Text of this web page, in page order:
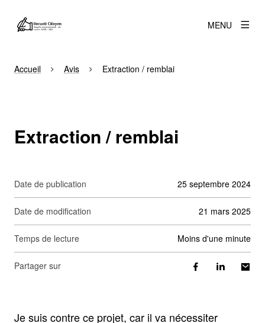
MENU
Accueil Avis Extraction / remblai
Extraction / remblai
Date de publication 25 septembre 2024
Date de modification 21 mars 2025
Temps de lecture moins d'une minute
Partager sur
Je suis contre ce projet, car il va nécessiter